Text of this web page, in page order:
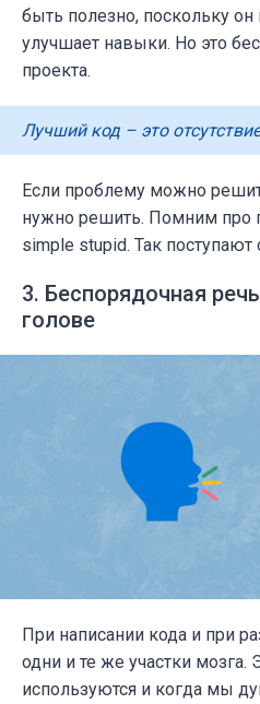
быть полезно, поскольку он
улучшает навыки. Но это
проекта.
Лучший код – это
Если проблему можно
нужно решить. Помним про
simple stupid. Так поступают
3. Беспорядочная
голове
При написании кода и при
одни и те же участки мозга.
используются и когда мы